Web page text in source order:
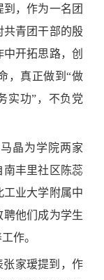
，作为一名团
共青团干部的殷
开拓思路，创
，真正做到“做
实功”， 不负党
晶为学院两家
南丰里社区陈蕊
业大学附属中
聘他们成为学生
作。
张家瑷提到，作